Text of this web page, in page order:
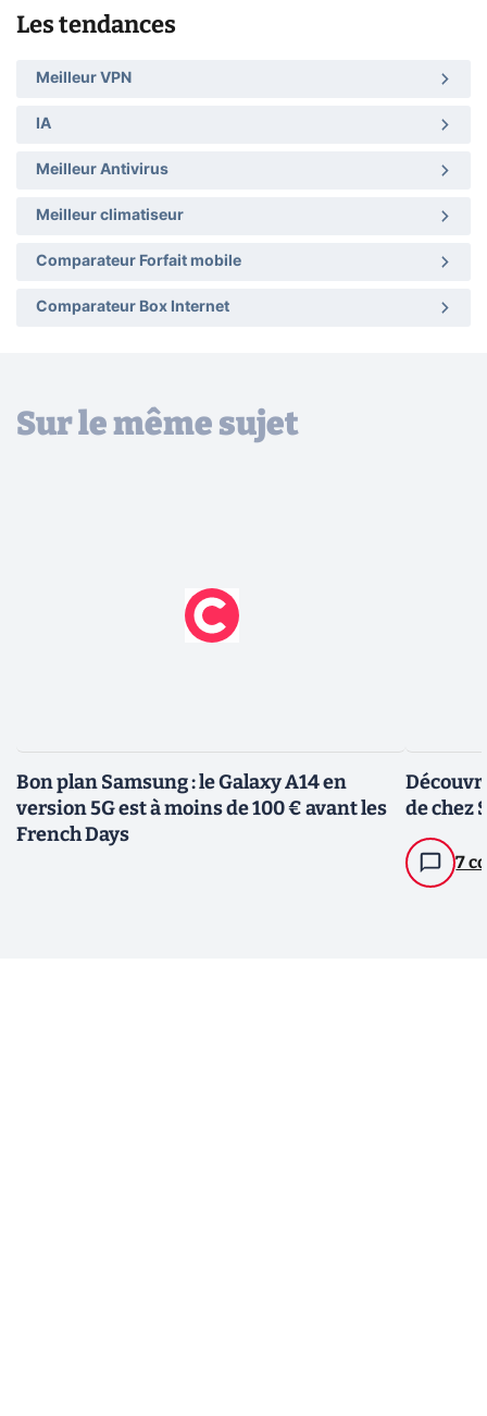
Les tendances
Meilleur VPN
IA
Meilleur Antivirus
Meilleur climatiseur
Comparateur Forfait mobile
Comparateur Box Internet
Sur le même sujet
Bon plan Samsung : le Galaxy A14 en
version 5G est à moins de 100 € avant les
French Days
de chez
7